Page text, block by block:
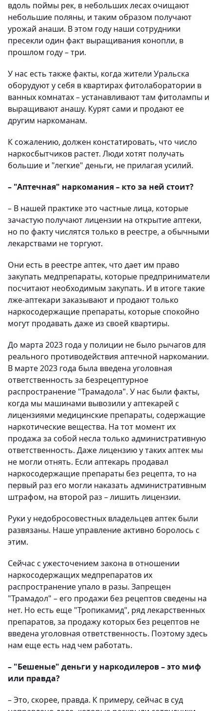
вдоль поймы рек, в небольших лесах очищают
небольшие поляны, и таким образом получают
урожай анаши. В этом году наши сотрудники
пресекли один факт выращивания конопли, в
прошлом году – три.
У нас есть также факты, когда жители Уральска
оборудуют у себя в квартирах фитолаборатории в
ванных комнатах – устанавливают там фитолампы и
выращивают анашу. Курят сами и продают ее
другим наркоманам.
К сожалению, должен констатировать, что число
наркосбытчиков растет. Люди хотят получать
большие и "легкие" деньги, не прилагая усилий.
– "Аптечная" наркомания – кто за ней стоит?
– В нашей практике это частные лица, которые
зачастую получают лицензии на открытие аптеки,
но по факту числятся только в реестре, а обычными
лекарствами не торгуют.
Они есть в реестре аптек, что дает им право
закупать медпрепараты, которые предприниматели
посчитают необходимым закупать. И в итоге такие
лже-аптекари заказывают и продают только
наркосодержащие препараты, которые спокойно
могут продавать даже из своей квартиры.
До марта 2023 года у полиции не было рычагов для
реального противодействия аптечной наркомании.
В марте 2023 года была введена уголовная
ответственность за безрецептурное
распространение "Трамадола". У нас были факты,
когда мы машинами вывозили у аптекарей с
лицензиями медицинские препараты, содержащие
наркотические вещества. На тот момент их
продажа за собой несла только административную
ответственность. Даже лицензию у таких аптек мы
не могли отнять. Если аптекарь продавал
наркосодержащие препараты без рецепта, то на
первый раз его могли наказать административным
штрафом, на второй раз – лишить лицензии.
Руки у недобросовестных владельцев аптек были
развязаны. Наше управление активно боролось с
этим.
Сейчас с ужесточением закона в отношении
наркосодержащих медпрепаратов их
распространение упало в разы. Запрещен
"Трамадол" – его продажи без рецептов сведены на
нет. Но есть еще "Тропикамид", ряд лекарственных
препаратов, за продажу которых без рецептов не
введена уголовная ответственность. Поэтому здесь
нам еще есть над чем работать.
– "Бешеные" деньги у наркодилеров – это миф
или правда?
– Это, скорее, правда. К примеру, сейчас в суд